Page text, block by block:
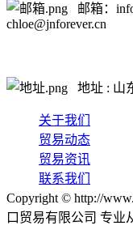
邮箱：
chloe@jnforever.cn
地址 : 山
关于我们
贸易动态
贸易资讯
联系我们
Copyright © http://
口贸易有限公司 专业